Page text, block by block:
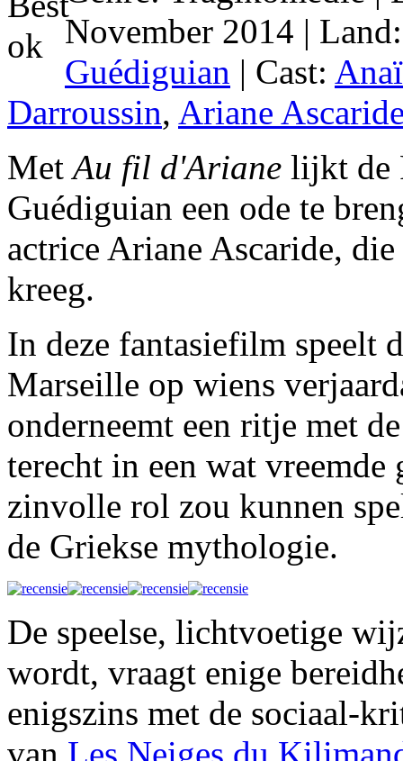
November 2014 |
Guédiguian | Cast:
Darroussin, Ariane
Met Au fil d'Ariane lijkt de
Guédiguian een ode te
actrice Ariane Ascaride,
kreeg.
In deze fantasiefilm speelt
Marseille op wiens
onderneemt een ritje met
terecht in een wat vreemde
zinvolle rol zou kunnen
de Griekse mythologie.
De speelse, lichtvoetige
wordt, vraagt enige
enigszins met de sociaal-
van Les Neiges du